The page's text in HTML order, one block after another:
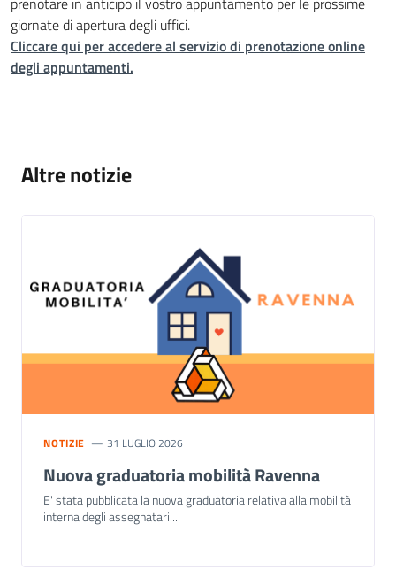
giornate di apertura degli uffici.
Cliccare qui per accedere al servizio di prenotazione online
degli appuntamenti.
Altre notizie
NOTIZIE 31 LUGLIO 2026
Nuova graduatoria mobilità Ravenna
E' stata pubblicata la nuova graduatoria relativa alla mobilità
interna degli assegnatari...